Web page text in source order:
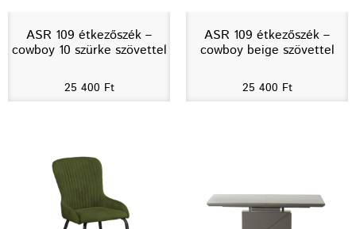
ASR 109 étkezőszék –
cowboy 10 szürke szövettel
25 400 Ft
ASR 109 étkezőszék –
cowboy beige szövettel
25 400 Ft